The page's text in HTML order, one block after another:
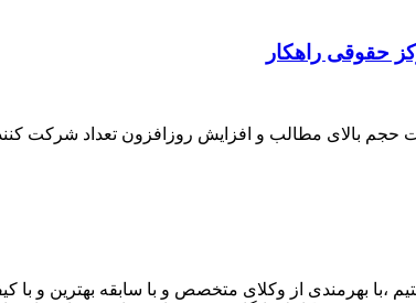
حجم بالای مطالب و افزایش روزافزون تعداد شرکت
،با بهرمندی از وکلای متخصص و با سابقه بهترین و با